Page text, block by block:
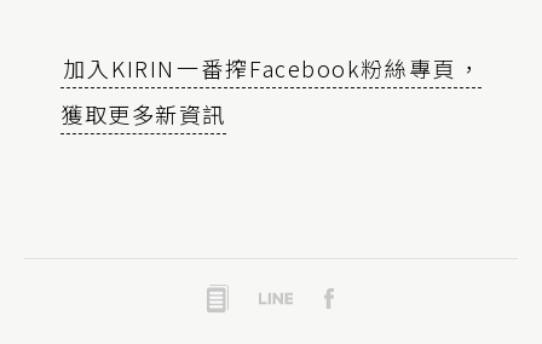
加入KIRIN一番搾Facebook粉絲專頁，
獲取更多新資訊